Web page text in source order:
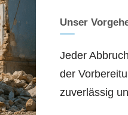
Unser
Jeder
der
zuverlässig